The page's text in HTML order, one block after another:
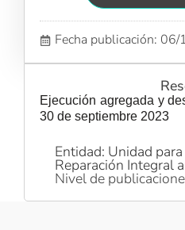
Fecha publicación:
Ejecución agregada y
30 de septiembre 2023
Entidad: Unidad
Reparación Integral
Nivel de